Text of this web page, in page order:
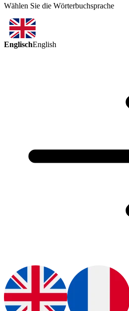
Wählen Sie die Wörterbuchsprache
EnglischEnglish